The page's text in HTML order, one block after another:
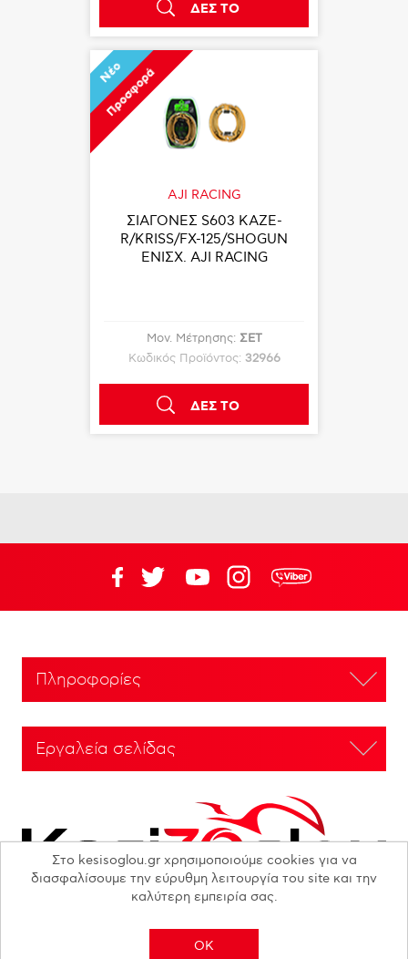
ΔΕΣ ΤΟ
Νέο
Προσφορά
AJI RACING
ΣΙΑΓΟΝΕΣ S603 KAZE-
R/KRISS/FX-125/SHOGUN
ΕΝΙΣΧ. AJI RACING
Μον. Μέτρησης: ΣΕΤ
Κωδικός Προϊόντος: 32966
ΔΕΣ ΤΟ
Πληροφορίες
Εργαλεία σελίδας
Στο kesisoglou.gr χρησιμοποιούμε cookies για να
διασφαλίσουμε την εύρυθμη λειτουργία του site και την
καλύτερη εμπειρία σας.
OK